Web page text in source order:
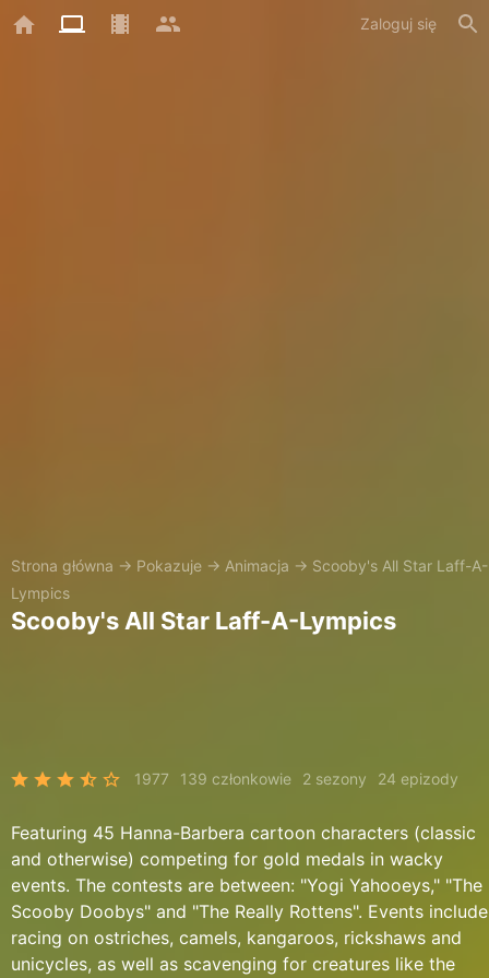
Zaloguj się
Strona główna → Pokazuje → Animacja → Scooby's All Star Laff-A-
Lympics
Scooby's All Star Laff-A-Lympics
1977 139 członkowie 2 sezony 24 epizody
Featuring 45 Hanna-Barbera cartoon characters (classic
and otherwise) competing for gold medals in wacky
events. The contests are between: "Yogi Yahooeys," "The
Scooby Doobys" and "The Really Rottens". Events include
racing on ostriches, camels, kangaroos, rickshaws and
unicycles, as well as scavenging for creatures like the